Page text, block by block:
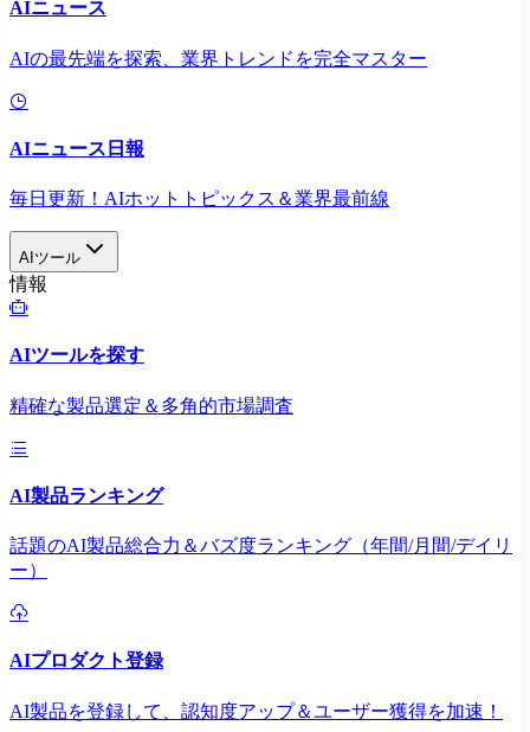
AIニュース
AIの最先端を探索、業界トレンドを完全マスター
AIニュース日報
毎日更新！AIホットトピックス＆業界最前線
AIツール
情報
AIツールを探す
精確な製品選定＆多角的市場調査
AI製品ランキング
話題のAI製品総合力＆バズ度ランキング（年間/月間/デイリ
ー）
AIプロダクト登録
AI製品を登録して、認知度アップ＆ユーザー獲得を加速！